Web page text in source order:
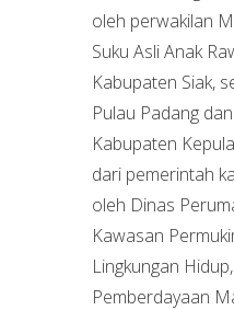
oleh perwakilan
Suku Asli Anak
Kabupaten Siak,
Pulau Padang
Kabupaten
dari pemerintah
oleh Dinas
Kawasan
Lingkungan
Pemberdayaan